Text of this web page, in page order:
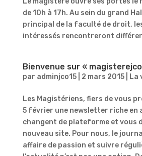
de 10h à 17h. Au sein du grand
principal de la faculté de droit,
intéressés rencontreront
Bienvenue sur «
par adminjco15| 2 mars 2015| La
Les Magistériens, fiers de vous
5 février une newsletter riche en
changent de plateforme et vous
nouveau site. Pour nous, le
affaire de passion et suivre